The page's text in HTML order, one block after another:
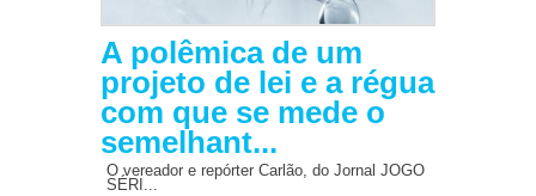
A polêmica de um
projeto de lei e a régua
com que se mede o
semelhant...
O vereador e repórter Carlão, do Jornal JOGO
SÉRI...